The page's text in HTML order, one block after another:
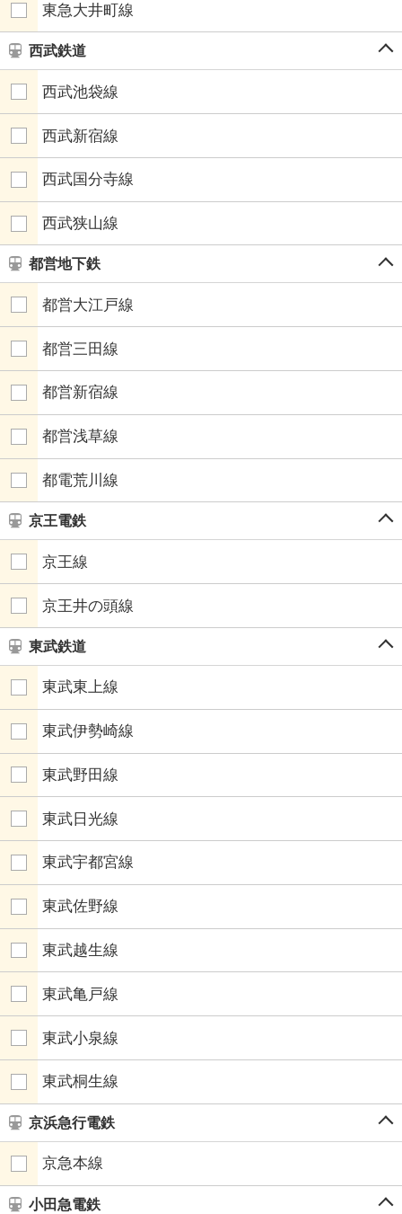
東急大井町線
西武鉄道
西武池袋線
西武新宿線
西武国分寺線
西武狭山線
都営地下鉄
都営大江戸線
都営三田線
都営新宿線
都営浅草線
都電荒川線
京王電鉄
京王線
京王井の頭線
東武鉄道
東武東上線
東武伊勢崎線
東武野田線
東武日光線
東武宇都宮線
東武佐野線
東武越生線
東武亀戸線
東武小泉線
東武桐生線
京浜急行電鉄
京急本線
小田急電鉄